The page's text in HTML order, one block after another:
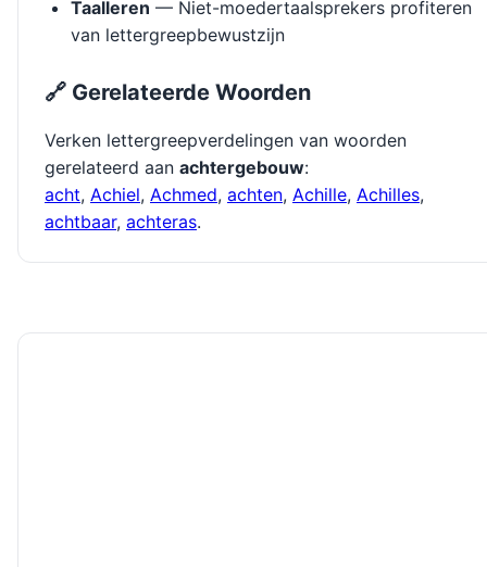
Taalleren — Niet-moedertaalsprekers profiteren
van lettergreepbewustzijn
🔗 Gerelateerde Woorden
Verken lettergreepverdelingen van woorden
gerelateerd aan achtergebouw:
acht, Achiel, Achmed, achten, Achille, Achilles,
achtbaar, achteras.